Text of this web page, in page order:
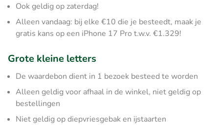
Ook geldig op zaterdag!
Alleen vandaag: bij elke €10 die je besteedt, maak je
gratis kans op een iPhone 17 Pro t.w.v. €1.329!
Grote kleine letters
De waardebon dient in 1 bezoek besteed te worden
Alleen geldig voor afhaal in de winkel, niet geldig op
bestellingen
Niet geldig op diepvriesgebak en ijstaarten